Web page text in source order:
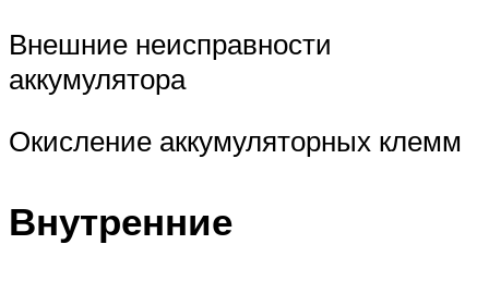
Внешние неисправности
аккумулятора
Окисление аккумуляторных клемм
Внутренние